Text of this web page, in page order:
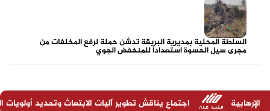
السلطة المحلية بمديرية البريقة تدشن حملة لرفع المخلفات من
مجرى سيل الحسوة استعداداً للمنخفض الجوي
اجتماع يناقش تطوير آليات الابتعاث وتحديد أولويات التأهيل الأكاديمي